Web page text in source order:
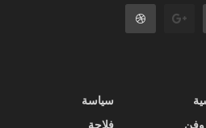
وفن
سياسة
فلاحة